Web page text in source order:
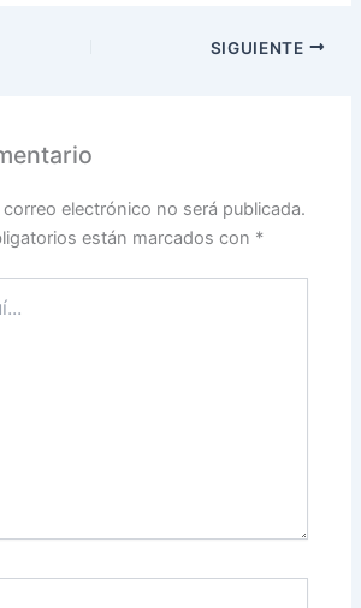
SIGUIENTE
electrónico no será publicada.
están marcados con *